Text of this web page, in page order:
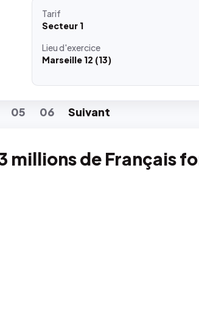
Tarif
Secteur 1
Lieud'exercice
Marseille 12 (13)
05 06 Suivant
millions de Français